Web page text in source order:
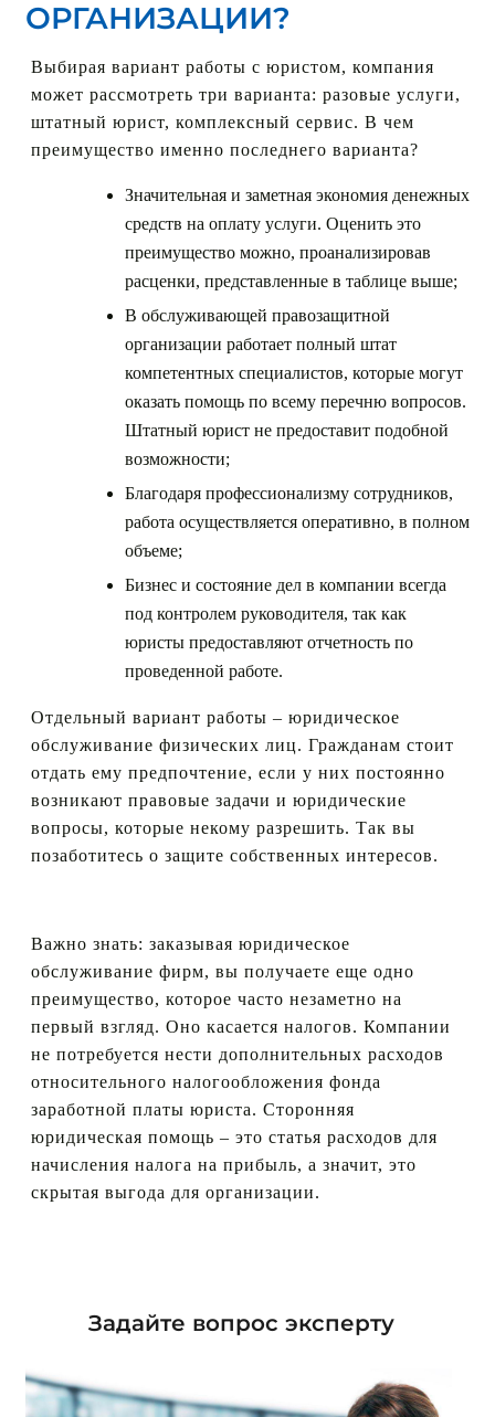
ОРГАНИЗАЦИИ?
Выбирая вариант работы с юристом, компания
может рассмотреть три варианта: разовые услуги,
штатный юрист, комплексный сервис. В чем
преимущество именно последнего варианта?
Значительная и заметная экономия денежных
средств на оплату услуги. Оценить это
преимущество можно, проанализировав
расценки, представленные в таблице выше;
В обслуживающей правозащитной
организации работает полный штат
компетентных специалистов, которые могут
оказать помощь по всему перечню вопросов.
Штатный юрист не предоставит подобной
возможности;
Благодаря профессионализму сотрудников,
работа осуществляется оперативно, в полном
объеме;
Бизнес и состояние дел в компании всегда
под контролем руководителя, так как
юристы предоставляют отчетность по
проведенной работе.
Отдельный вариант работы – юридическое
обслуживание физических лиц. Гражданам стоит
отдать ему предпочтение, если у них постоянно
возникают правовые задачи и юридические
вопросы, которые некому разрешить. Так вы
позаботитесь о защите собственных интересов.
Важно знать: заказывая юридическое
обслуживание фирм, вы получаете еще одно
преимущество, которое часто незаметно на
первый взгляд. Оно касается налогов. Компании
не потребуется нести дополнительных расходов
относительного налогообложения фонда
заработной платы юриста. Сторонняя
юридическая помощь – это статья расходов для
начисления налога на прибыль, а значит, это
скрытая выгода для организации.
Задайте вопрос эксперту